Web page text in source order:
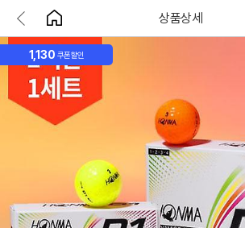
상품상세
1,130 쿠폰할인